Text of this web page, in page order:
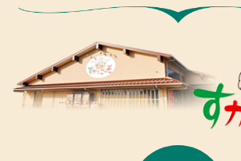
2025年10月9日
ンしました
2025年10月1日
貯金金利の改定について
システム更改に伴うサービス一時休止の